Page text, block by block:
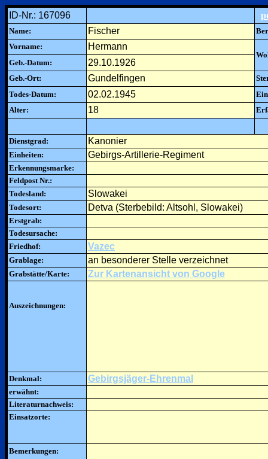
ID-Nr.: 167096
Name: Fischer
Vorname:
Hermann
Geb.-Datum:
29.10.1926
Geb.-Ort: Gundelfingen
Todes-Datum:
02.02.1945
Alter:
18
Dienstgrad: Kanonier
Einheiten: Gebirgs-Artillerie-Regiment
Erkennungsmarke:
Feldpost Nr.:
Todesland:
Slowakei
Todesort: Detva (Sterbebild: Altsohl, Slowakei)
Erstgrab:
Todesursache:
Friedhof:
Vazec
Grablage: an besonderer Stelle verzeichnet
Grabstätte/Karte: Zur Kartenansicht von Google
Auszeichnungen:
Denkmal: Gebirgsjäger-Ehrenmal
erwähnt:
Literaturnachweis:
Einsatzorte:
Bemerkungen: